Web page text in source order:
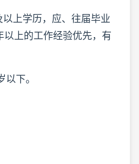
上学历，应、往届毕业
上的工作经验优先，有
下。